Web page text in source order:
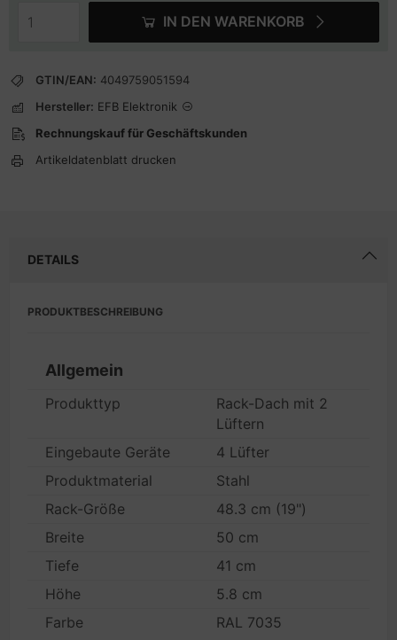
IN DEN WARENKORB
GTIN/EAN: 4049759051594
Hersteller: EFB Elektronik
Rechnungskauf für Geschäftskunden
Artikeldatenblatt drucken
DETAILS
PRODUKTBESCHREIBUNG
Allgemein
Produkttyp
Rack-Dach mit 2
Lüftern
Eingebaute Geräte
4 Lüfter
Produktmaterial
Stahl
Rack-Größe
48.3 cm (19")
Breite
50 cm
Tiefe
41 cm
Höhe
5.8 cm
Farbe
RAL 7035